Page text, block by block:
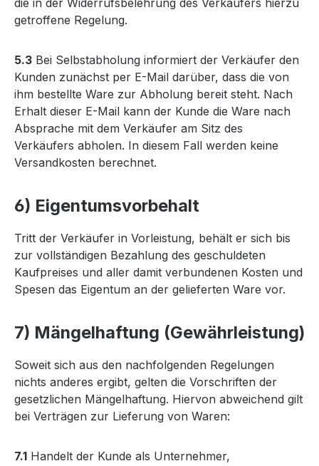
die in der Widerrufsbelehrung des Verkäufers hierzu
getroffene Regelung.
5.3 Bei Selbstabholung informiert der Verkäufer den
Kunden zunächst per E-Mail darüber, dass die von
ihm bestellte Ware zur Abholung bereit steht. Nach
Erhalt dieser E-Mail kann der Kunde die Ware nach
Absprache mit dem Verkäufer am Sitz des
Verkäufers abholen. In diesem Fall werden keine
Versandkosten berechnet.
6) Eigentumsvorbehalt
Tritt der Verkäufer in Vorleistung, behält er sich bis
zur vollständigen Bezahlung des geschuldeten
Kaufpreises und aller damit verbundenen Kosten und
Spesen das Eigentum an der gelieferten Ware vor.
7) Mängelhaftung (Gewährleistung)
Soweit sich aus den nachfolgenden Regelungen
nichts anderes ergibt, gelten die Vorschriften der
gesetzlichen Mängelhaftung. Hiervon abweichend gilt
bei Verträgen zur Lieferung von Waren:
7.1 Handelt der Kunde als Unternehmer,